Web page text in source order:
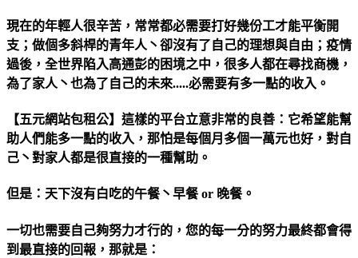
現在的年輕人很辛苦，常常都必需要打好幾份工才能平衡開
支；做個多斜桿的青年人丶卻沒有了自己的理想與自由；疫情
過後，全世界陷入高通彭的困境之中，很多人都在尋找商機，
為了家人丶也為了自己的未來.....必需要有多一點的收入。
【五元網站包租公】這樣的平台立意非常的良善：它希望能幫
助人們能多一點的收入，那怕是每個月多個一萬元也好，對自
己丶對家人都是很直接的一種幫助。
但是：天下沒有白吃的午餐丶早餐 or 晚餐。
一切也需要自己夠努力才行的，您的每一分的努力最終都會得
到最直接的回報，那就是：